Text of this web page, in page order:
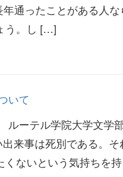
通ったことがある人
う。し […]
いて
ーテル学院大学文学
来事は死別である。そ
くないという気持ちを